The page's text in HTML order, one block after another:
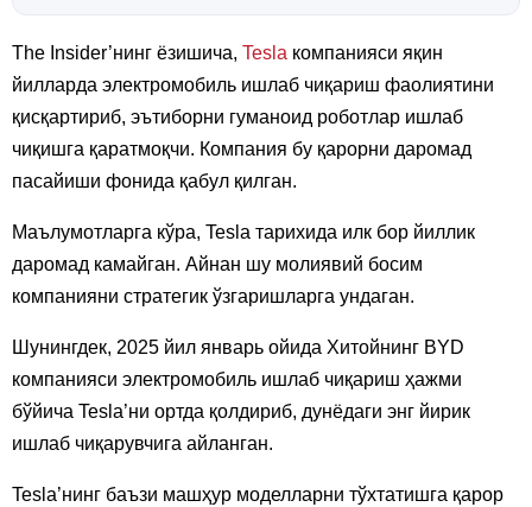
The Insider’нинг ёзишича, Tesla компанияси яқин
йилларда электромобиль ишлаб чиқариш фаолиятини
қисқартириб, эътиборни гуманоид роботлар ишлаб
чиқишга қаратмоқчи. Компания бу қарорни даромад
пасайиши фонида қабул қилган.
Маълумотларга кўра, Tesla тарихида илк бор йиллик
даромад камайган. Айнан шу молиявий босим
компанияни стратегик ўзгаришларга ундаган.
Шунингдек, 2025 йил январь ойида Хитойнинг BYD
компанияси электромобиль ишлаб чиқариш ҳажми
бўйича Tesla’ни ортда қолдириб, дунёдаги энг йирик
ишлаб чиқарувчига айланган.
Tesla’нинг баъзи машҳур моделларни тўхтатишга қарор